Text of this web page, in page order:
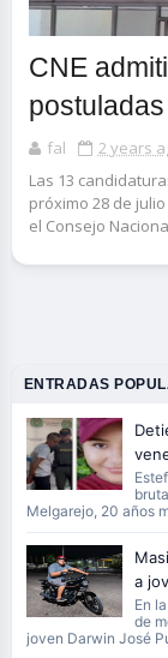
CNE
fal
2 years
Las 13
próximo 28 de
el Consejo
ENTRADAS
Melgarejo, 20 años
a
En
de
joven Darwin José